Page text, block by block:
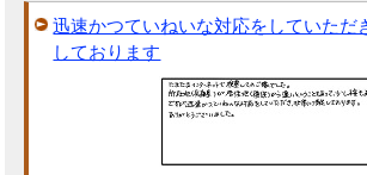
迅速かつていねいな対応をしていただ
しております